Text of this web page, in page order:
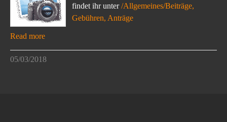
findet ihr unter/Allgemeines/Beiträge,
Gebühren, Anträge
Read more
05/03/2018